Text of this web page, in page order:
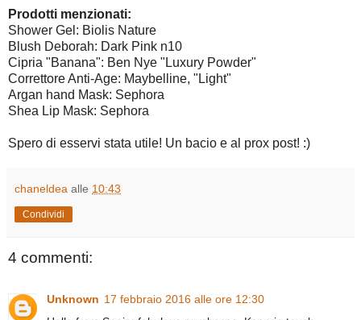
Prodotti menzionati:
Shower Gel: Biolis Nature
Blush Deborah: Dark Pink n10
Cipria "Banana": Ben Nye "Luxury Powder"
Correttore Anti-Age: Maybelline, "Light"
Argan hand Mask: Sephora
Shea Lip Mask: Sephora
Spero di esservi stata utile! Un bacio e al prox post! :)
chaneldea alle 10:43
Condividi
4 commenti:
Unknown 17 febbraio 2016 alle ore 12:30